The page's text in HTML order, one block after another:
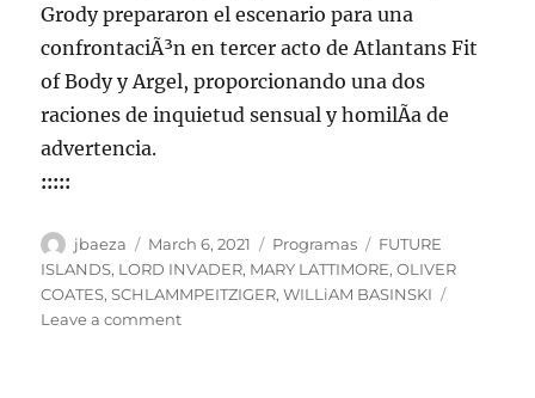
Grody prepararon el escenario para una
confrontaciÃ³n en tercer acto de Atlantans Fit
of Body y Argel, proporcionando una dos
raciones de inquietud sensual y homilÃ­a de
advertencia.
:::::
Author
jbaeza
Posted
on
March 6, 2021 Categories
Programas Tags
FUTURE
ISLANDS, LORD INVADER, MARY LATTIMORE,OLIVER
COATES,SCHLAMMPEITZIGER,WILLiAM BASINSKI
Leave a commenton